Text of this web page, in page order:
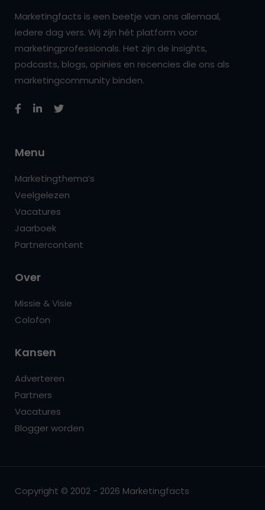
Marketingfacts is een beetje van ons allemaal,
iedere dag vers. Wij zijn hét platform voor
marketingprofessionals. Het zijn de insights,
podcasts, blogs, opinies en recencies die ons als
marketingcommunity binden.
Menu
Marketingthema’s
Veelgelezen
Vacatures
Jaarboek
Partnercontent
Over
Missie & Visie
Colofon
Kansen
Adverteren
Partners
Vacatures
Blogger worden
Copyright © 2002 - 2026 Marketingfacts